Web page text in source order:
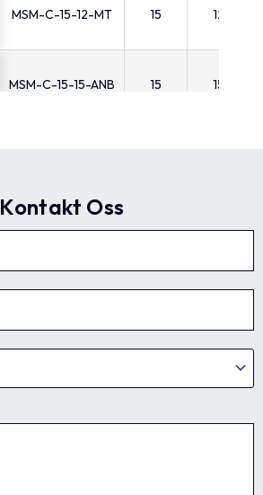
MSM-C-15-12-MT 15 12
MSM-C-15-15-ANB 15 15
MSM-C-16-12-MT 16 12
Kontakt Oss